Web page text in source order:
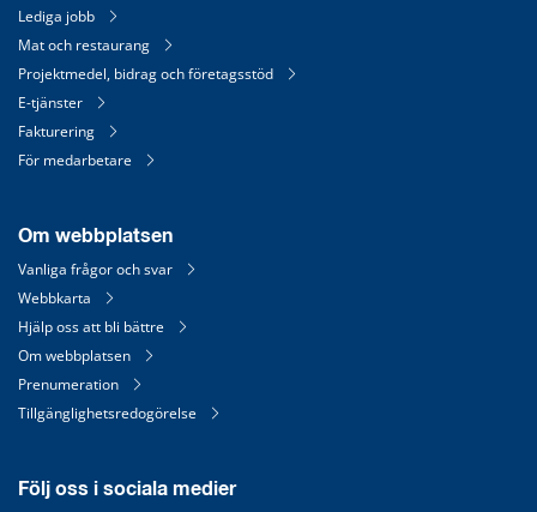
Lediga jobb
Mat och restaurang
Projektmedel, bidrag och företagsstöd
E-tjänster
Fakturering
För medarbetare
Om webbplatsen
Vanliga frågor och svar
Webbkarta
Hjälp oss att bli bättre
Om webbplatsen
Prenumeration
Tillgänglighetsredogörelse
Följ oss i sociala medier